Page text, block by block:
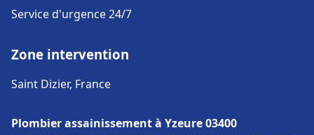
Service d'urgence 24/7
Zone intervention
Saint Dizier, France
Plombier assainissement à Yzeure 03400